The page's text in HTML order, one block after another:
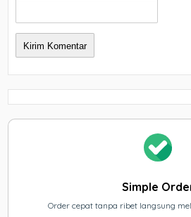
Simple
Order cepat tanpa ribet langsung